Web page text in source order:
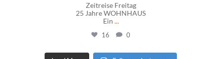
Zeitreise Freitag
25 Jahre WOHNHAUS
Ein ...
16 0